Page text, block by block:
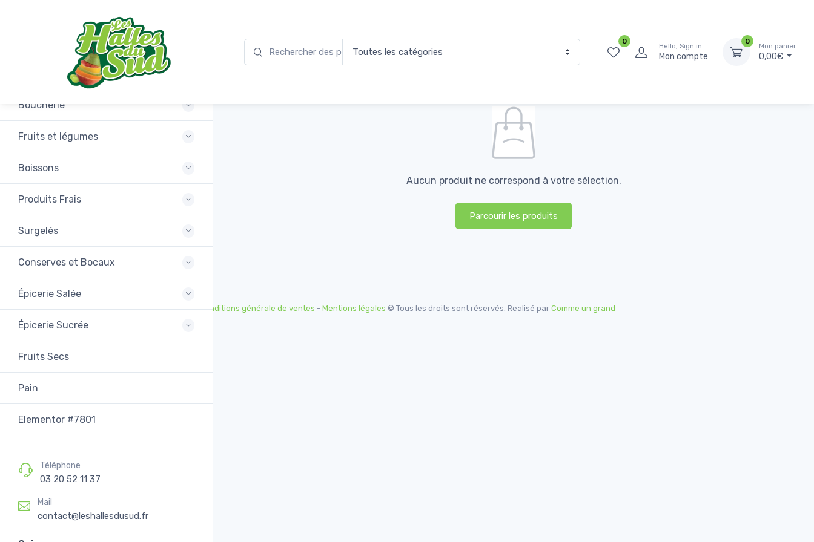
0
Hello, Sign in
Mon compte
0
Mon panier
0,00€
Promotions
Boucherie
Fruits et légumes
Boissons
Produits Frais
Surgelés
Conserves et Bocaux
Épicerie Salée
Épicerie Sucrée
Fruits Secs
Pain
Elementor #7801
Téléphone
03 20 52 11 37
Mail
contact@leshallesdusud.fr
Aucun produit ne correspond à votre sélection.
Parcourir les produits
Conditions générale de ventes - Mentions légales © Tous les droits sont réservés. Realisé par Comme un grand